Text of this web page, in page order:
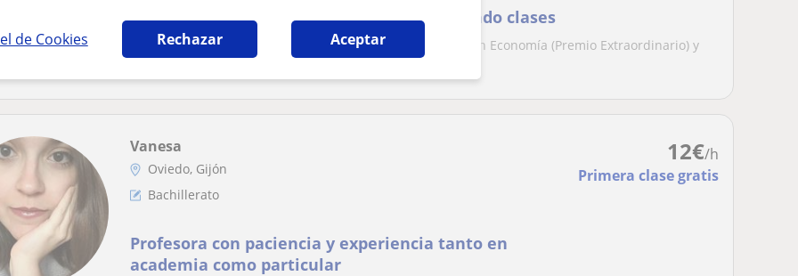
de Cookies Rechazar Aceptar
Graduado en Economía con experiencia dando clases
Soy bachiller en CCSS con Matrícula de Honor, graduado en Economía (Premio Extraordinario) y
12€/h
Primera clase gratis
Vanesa
Oviedo, Gijón
Bachillerato
Profesora con paciencia y experiencia tanto en
academia como particular